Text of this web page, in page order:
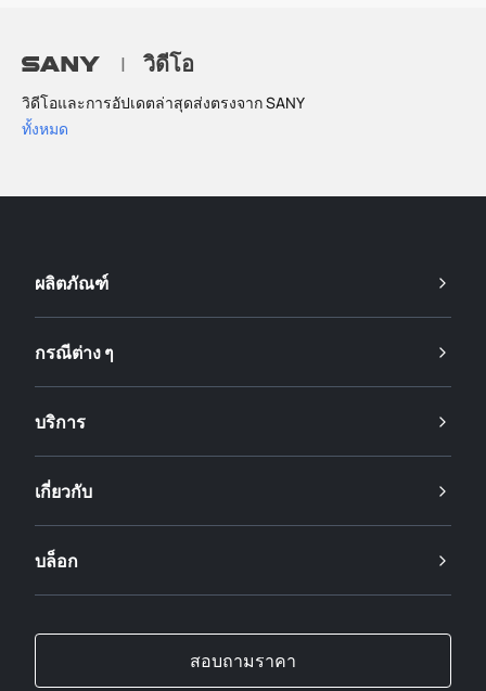
| วิดีโอ
วิดีโอและการอัปเดตล่าสุดส่งตรงจาก SANY
ทั้งหมด
ผลิตภัณฑ์
กรณีต่าง ๆ
บริการ
เกี่ยวกับ
บล็อก
สอบถามราคา